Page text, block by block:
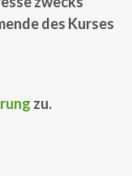
des Kurses
zu.